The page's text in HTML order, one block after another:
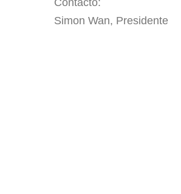
Contacto:
Simon Wan, Presidente